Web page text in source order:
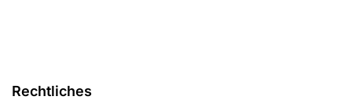
Rechtliches